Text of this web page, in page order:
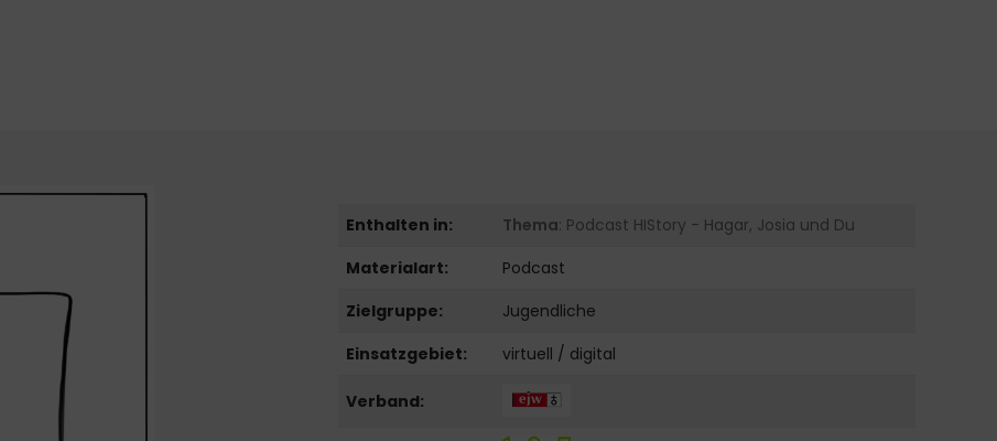
Enthalten in: Thema: Podcast HIStory - Hagar, Josia und Du
Materialart:
Podcast
Zielgruppe:
Jugendliche
Einsatzgebiet:
virtuell / digital
Verband: